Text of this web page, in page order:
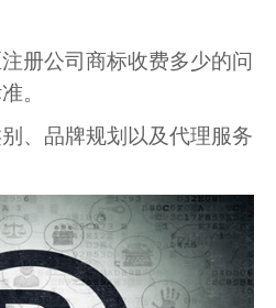
册公司商标收费多少的问
。
、品牌规划以及代理服务